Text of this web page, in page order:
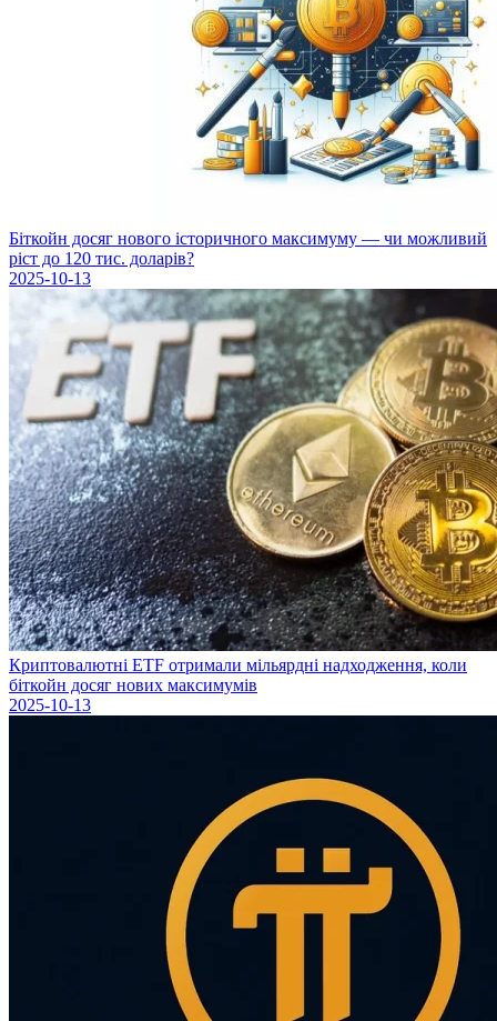
Біткойн досяг нового історичного максимуму — чи можливий
ріст до 120 тис. доларів?
2025-10-13
Криптовалютні ETF отримали мільярдні надходження, коли
біткойн досяг нових максимумів
2025-10-13